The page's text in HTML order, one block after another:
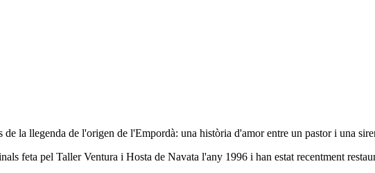
la llegenda de l'origen de l'Empordà: una història d'amor entre un pastor i una
feta pel Taller Ventura i Hosta de Navata l'any 1996 i han estat recentment